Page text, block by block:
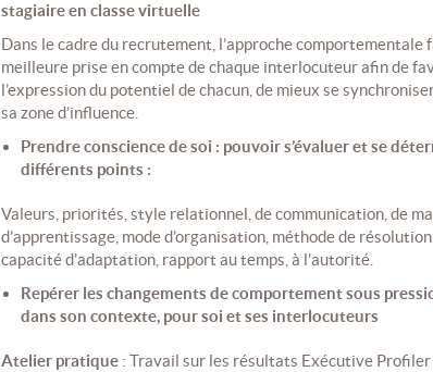
stagiaire en classe virtuelle
Dans le cadre du recrutement, l’approche comportementale
meilleure prise en compte de chaque interlocuteur afin de
l’expression du potentiel de chacun, de mieux se
sa zone d’influence.
Prendre conscience de soi : pouvoir s’évaluer et se
différents points :
Valeurs, priorités, style relationnel, de communication, de
d’apprentissage, mode d’organisation, méthode de
capacité d’adaptation, rapport au temps, à l’autorité.
Repérer les changements de comportement sous
dans son contexte, pour soi et ses interlocuteurs
Atelier pratique : Travail sur les résultats Exécutive Profiler